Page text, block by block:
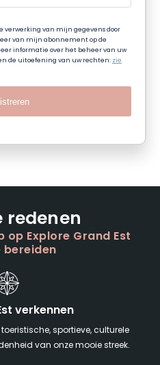
verwerking van mijn gegevens door
van mijn abonnement op de
informatie over het beheer van uw
de uitoefening van uw rechten:zie
redenen
Explore Grand Est
verkennen
sportieve, culturele
van onze mooie streek.